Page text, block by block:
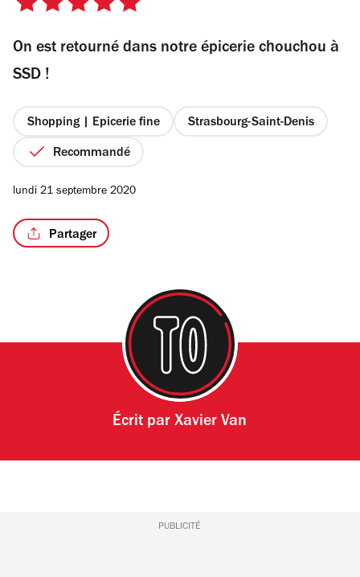
5
5
On est retourné dans notre épicerie chouchou à
SSD !
Shopping | Epicerie fine Strasbourg-Saint-Denis
Recommandé
lundi 21 septembre 2020
Partager
Écrit parXavier Van
PUBLICITÉ